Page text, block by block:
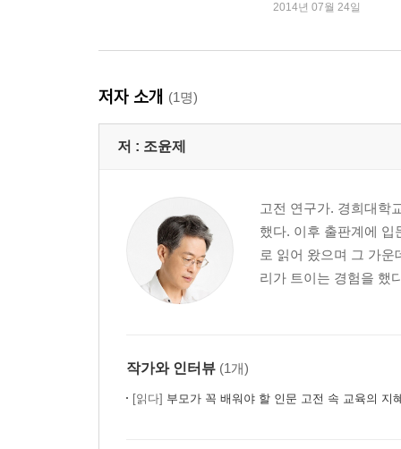
제7편 이심전심以心傳心, 마음으로부터 마음으로
사사로운 이익보다 마음 한 조각을 얻으라 | 통
제8편 일침견혈一針見血, 한 방에 핵심을 찔러라
사람을 제대로 쓰는 자, 천하를 얻는다 | 큰일을
잘못이다 | 침묵으로 대답하다 | 군자는 자신이 맡
같은 말도 다르게 말하라 | 생명을 살리는 한 마
2014년 07월 24일
저자 소개 (1명)
저 : 조윤제
고전 연구가. 경희대학
했다. 이후 출판계에
로 읽어 왔으며 그 가
리가 트이는 경험을 했
작가와 인터뷰 (1개)
[읽다] 부모가 꼭 배워야 할 인문 고전 속 교육의 지